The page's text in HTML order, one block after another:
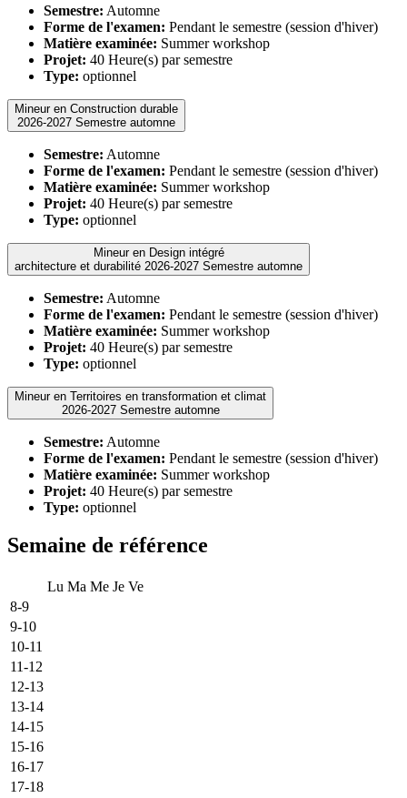
Semestre: Automne
Forme de l'examen: Pendant le semestre (session d'hiver)
Matière examinée: Summer workshop
Projet: 40 Heure(s) par semestre
Type: optionnel
Mineur en Construction durable
2026-2027 Semestre automne
Semestre: Automne
Forme de l'examen: Pendant le semestre (session d'hiver)
Matière examinée: Summer workshop
Projet: 40 Heure(s) par semestre
Type: optionnel
Mineur en Design intégré
architecture et durabilité 2026-2027 Semestre automne
Semestre: Automne
Forme de l'examen: Pendant le semestre (session d'hiver)
Matière examinée: Summer workshop
Projet: 40 Heure(s) par semestre
Type: optionnel
Mineur en Territoires en transformation et climat
2026-2027 Semestre automne
Semestre: Automne
Forme de l'examen: Pendant le semestre (session d'hiver)
Matière examinée: Summer workshop
Projet: 40 Heure(s) par semestre
Type: optionnel
Semaine de référence
Lu Ma Me Je Ve
8-9
9-10
10-11
11-12
12-13
13-14
14-15
15-16
16-17
17-18